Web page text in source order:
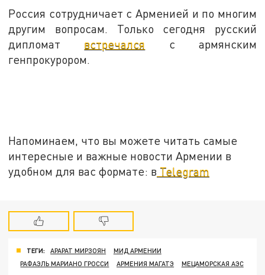
Россия сотрудничает с Арменией и по многим
другим вопросам. Только сегодня русский
дипломат встречался с армянским
генпрокурором.
Напоминаем, что вы можете читать самые
интересные и важные новости Армении в
удобном для вас формате: в Telegram
ТЕГИ: АРАРАТ МИРЗОЯН
МИД АРМЕНИИ
РАФАЭЛЬ МАРИАНО ГРОССИ
АРМЕНИЯ МАГАТЭ МЕЦАМОРСКАЯ АЭС